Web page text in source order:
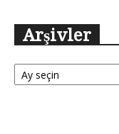
Arşivler
Arşivler